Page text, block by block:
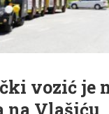
vozić je